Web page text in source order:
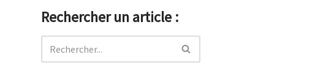
Rechercher un article :